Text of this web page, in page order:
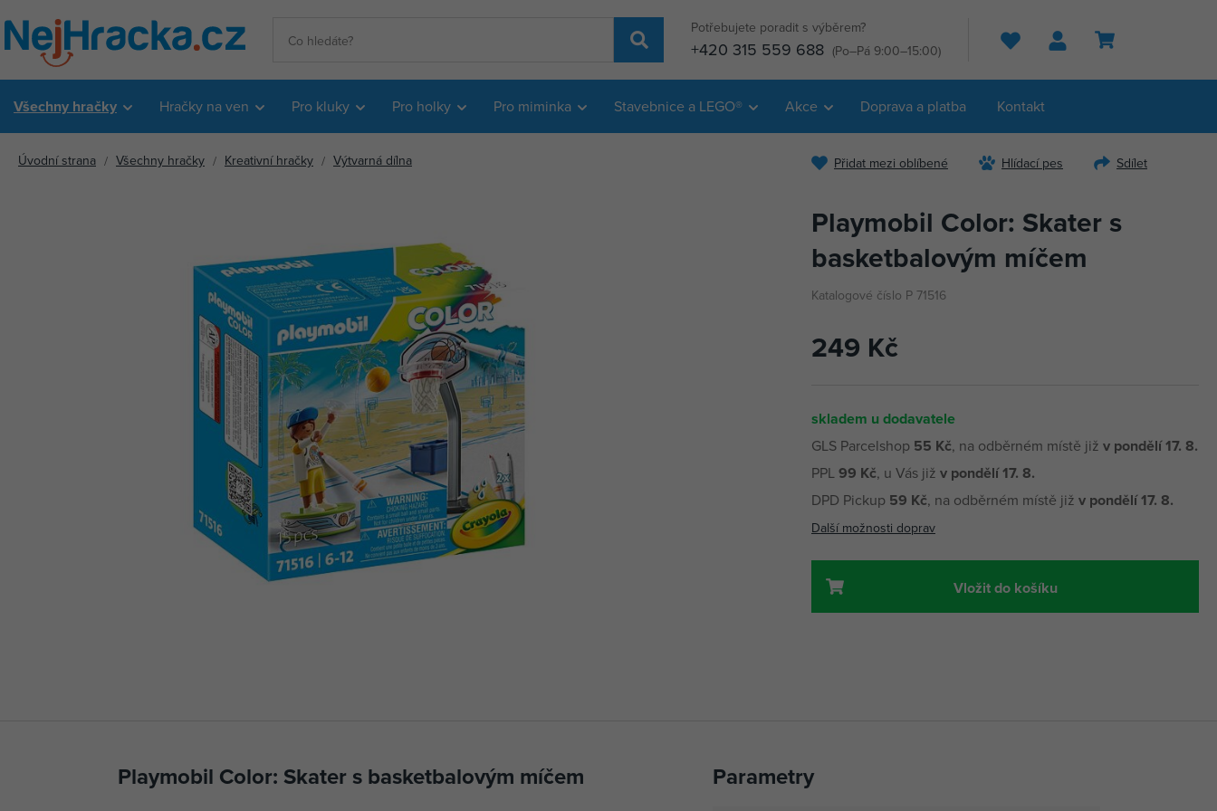
Potřebujete poradit s výběrem?
+420 315 559 688 (Po–Pá 9:00–15:00) Hledat
Všechny hračky Hračky na ven Pro kluky Pro holky Pro miminka Stavebnice a LEGO® Akce Doprava a platba Kontakt
Úvodní strana Všechny hračky Kreativní hračky Výtvarná dílna Přidat mezi oblíbené Hlídací pes Sdílet
Playmobil Color: Skater s
basketbalovým míčem
Katalogové číslo P 71516
249 Kč
skladem u dodavatele
GLS Parcelshop 55 Kč, na odběrném místě již v pondělí 17. 8.
PPL99 Kč, u Vás již v pondělí 17. 8.
DPD Pickup 59 Kč, na odběrném místě již v pondělí 17. 8.
Další možnosti doprav
Vložit do košíku
Playmobil Color: Skater s basketbalovým míčem Parametry